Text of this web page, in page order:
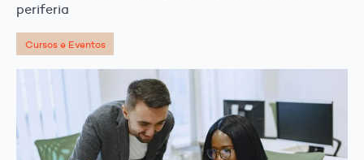
periferia
Cursos e Eventos